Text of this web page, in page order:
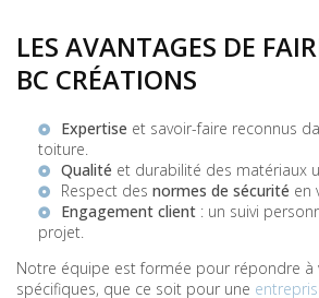
LES AVANTAGES DE
BC CRÉATIONS
Expertise et savoir-faire reconnus
toiture.
Qualité et durabilité des matériaux
Respect des normes de sécurité en
Engagement client : un suivi
projet.
Notre équipe est formée pour répondre à
spécifiques, que ce soit pour une